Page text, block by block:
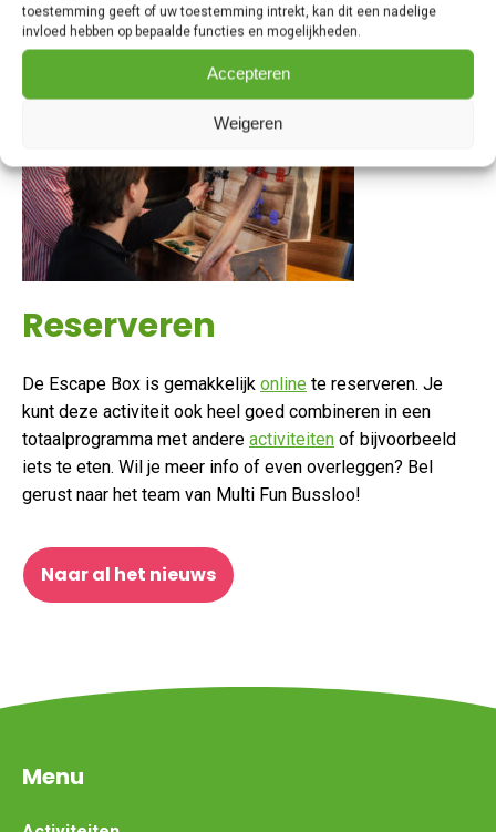
toestemming geeft of uw toestemming intrekt, kan dit een nadelige
invloed hebben op bepaalde functies en mogelijkheden.
Accepteren
Weigeren
Start dit geweldige avontuur samen tijdens jullie volgende
groepsuitje!
Reserveren
De Escape Box is gemakkelijk online te reserveren. Je
kunt deze activiteit ook heel goed combineren in een
totaalprogramma met andere activiteiten of bijvoorbeeld
iets te eten. Wil je meer info of even overleggen? Bel
gerust naar het team van Multi Fun Bussloo!
Naar al het nieuws
Menu